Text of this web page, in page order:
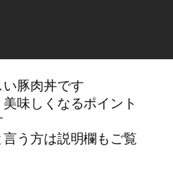
豚肉丼です
味しくなるポイント
言う方は説明欄もご覧